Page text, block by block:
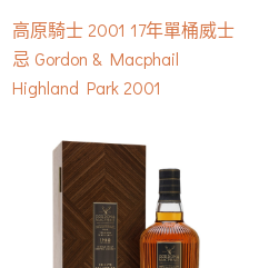
高原騎士 2001 17年單桶威士
忌 Gordon & Macphail
Highland Park 2001